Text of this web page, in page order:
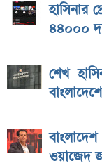
হাসিনার
৪৪০০০
শেখ
ওয়াজেদ